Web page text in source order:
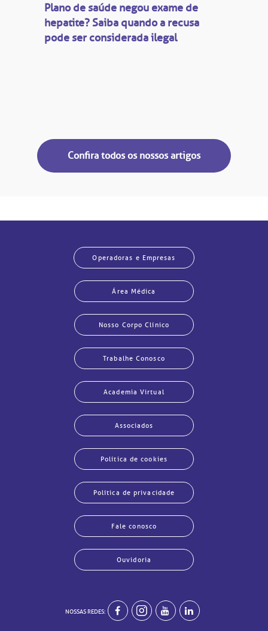
Plano de saúde negou exame de
hepatite? Saiba quando a recusa
pode ser considerada ilegal
Confira todos os nossos artigos
Operadoras e Empresas
Área Médica
Nosso Corpo Clínico
Trabalhe Conosco
Academia Virtual
Associados
Política de cookies
Política de privacidade
Fale conosco
Ouvidoria
NOSSAS REDES: